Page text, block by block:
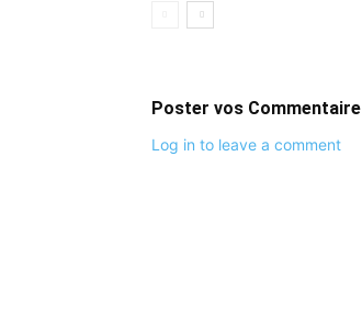
Poster vos Commentaire
Log in to leave a comment